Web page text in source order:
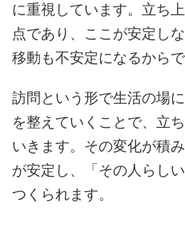
に重視しています。立ち
点であり、ここが安定し
移動も不安定になるからで
訪問という形で生活の場
を整えていくことで、立
いきます。その変化が積
が安定し、「その人らし
つくられます。